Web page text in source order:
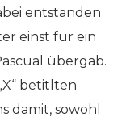
entstanden
einst für ein
übergab.
betitlten
damit, sowohl